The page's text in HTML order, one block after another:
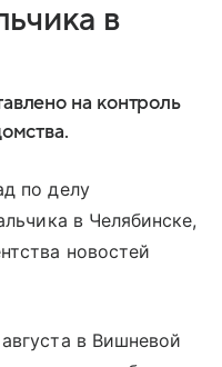
в
на контроль
по делу
в Челябинске,
новостей
в Вишневой